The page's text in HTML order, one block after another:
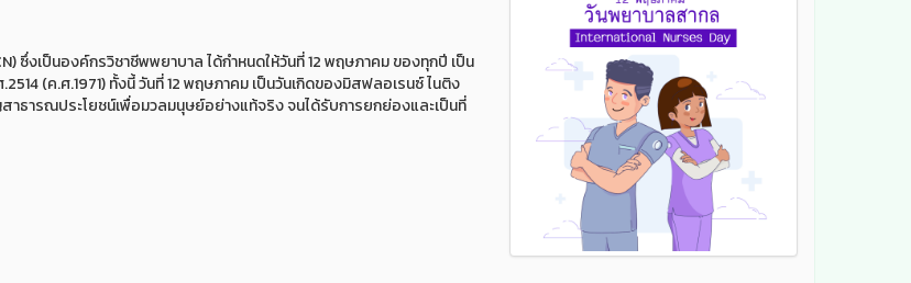
งเป็นองค์กรวิชาชีพพยาบาล ได้กำหนดให้วันที่ 12 พฤษภาคม ของทุกปี เป็น
(ค.ศ.1971) ทั้งนี้ วันที่ 12 พฤษภาคม เป็นวันเกิดของมิสฟลอเรนซ์ ไนติง
าธารณประโยชน์เพื่อมวลมนุษย์อย่างแท้จริง จนได้รับการยกย่องและเป็นที่